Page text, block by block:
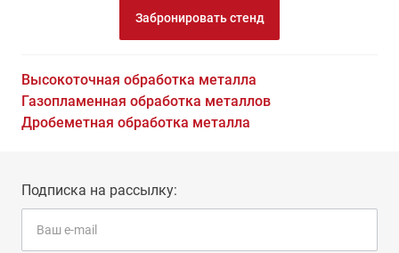
Забронировать стенд
Высокоточная обработка металла
Газопламенная обработка металлов
Дробеметная обработка металла
Подписка на рассылку: